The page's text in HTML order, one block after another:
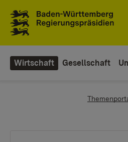
Wirtschaft Gesellschaft
You are